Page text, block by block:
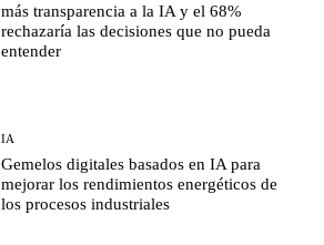
más transparencia a la IA y el 68%
rechazaría las decisiones que no pueda
entender
IA
Gemelos digitales basados en IA para
mejorar los rendimientos energéticos de
los procesos industriales